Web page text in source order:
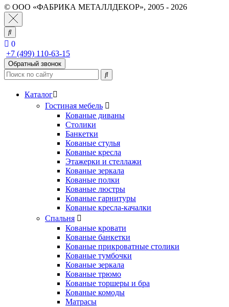
© ООО «ФАБРИКА МЕТАЛЛДЕКОР», 2005 - 2026
0
+7 (499) 110-63-15
Обратный звонок
Каталог
Гостиная мебель
Кованые диваны
Столики
Банкетки
Кованые стулья
Кованые кресла
Этажерки и стеллажи
Кованые зеркала
Кованые полки
Кованые люстры
Кованые гарнитуры
Кованые кресла-качалки
Спальня
Кованые кровати
Кованые банкетки
Кованые прикроватные столики
Кованые тумбочки
Кованые зеркала
Кованые трюмо
Кованые торшеры и бра
Кованые комоды
Матрасы